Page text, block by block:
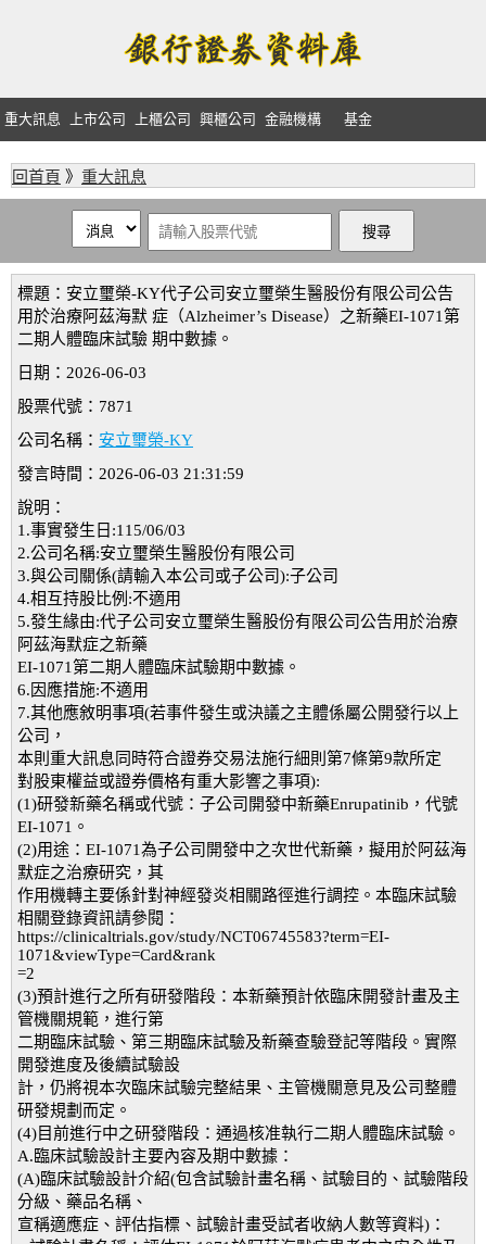
重大訊息 上市公司 上櫃公司 興櫃公司 金融機構 基金
回首頁 》 重大訊息
標題：安立璽榮-KY代子公司安立璽榮生醫股份有限公司公告
用於治療阿茲海默 症（Alzheimer’s Disease）之新藥EI-1071第
二期人體臨床試驗 期中數據。
日期：2026-06-03
股票代號：7871
公司名稱： 安立璽榮-KY
發言時間：2026-06-03 21:31:59
說明：
1.事實發生日:115/06/03
2.公司名稱:安立璽榮生醫股份有限公司
3.與公司關係(請輸入本公司或子公司):子公司
4.相互持股比例:不適用
5.發生緣由:代子公司安立璽榮生醫股份有限公司公告用於治療
阿茲海默症之新藥
EI-1071第二期人體臨床試驗期中數據。
6.因應措施:不適用
7.其他應敘明事項(若事件發生或決議之主體係屬公開發行以上
公司，
本則重大訊息同時符合證券交易法施行細則第7條第9款所定
對股東權益或證券價格有重大影響之事項):
(1)研發新藥名稱或代號：子公司開發中新藥Enrupatinib，代號
EI-1071。
(2)用途：EI-1071為子公司開發中之次世代新藥，擬用於阿茲海
默症之治療研究，其
作用機轉主要係針對神經發炎相關路徑進行調控。本臨床試驗
相關登錄資訊請參閱：
https://clinicaltrials.gov/study/NCT06745583?term=EI-
1071&viewType=Card&rank
=2
(3)預計進行之所有研發階段：本新藥預計依臨床開發計畫及主
管機關規範，進行第
二期臨床試驗、第三期臨床試驗及新藥查驗登記等階段。實際
開發進度及後續試驗設
計，仍將視本次臨床試驗完整結果、主管機關意見及公司整體
研發規劃而定。
(4)目前進行中之研發階段：通過核准執行二期人體臨床試驗。
A.臨床試驗設計主要內容及期中數據：
(A)臨床試驗設計介紹(包含試驗計畫名稱、試驗目的、試驗階段
分級、藥品名稱、
宣稱適應症、評估指標、試驗計畫受試者收納人數等資料)：